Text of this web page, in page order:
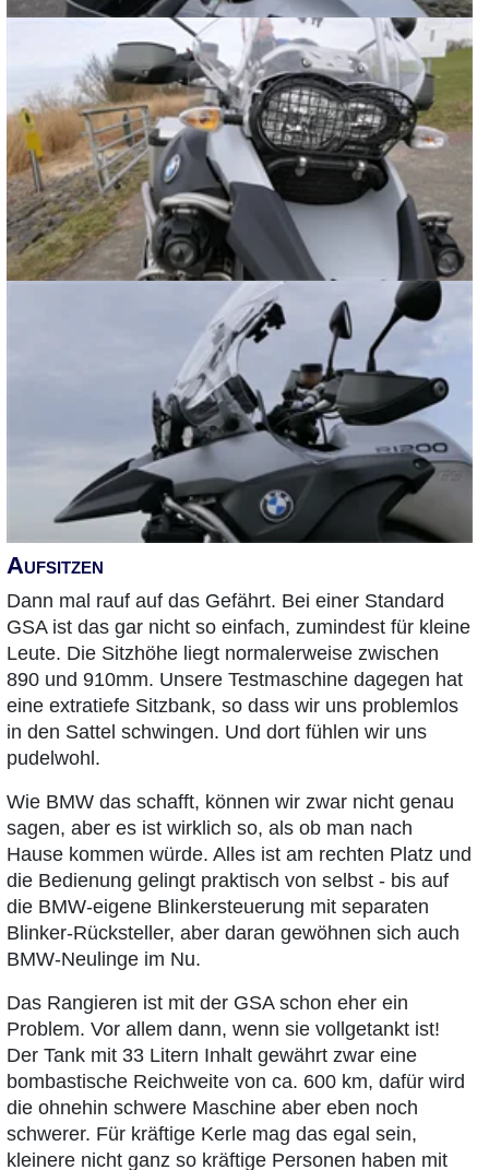
Aufsitzen
Dann mal rauf auf das Gefährt. Bei einer Standard
GSA ist das gar nicht so einfach, zumindest für kleine
Leute. Die Sitzhöhe liegt normalerweise zwischen
890 und 910mm. Unsere Testmaschine dagegen hat
eine extratiefe Sitzbank, so dass wir uns problemlos
in den Sattel schwingen. Und dort fühlen wir uns
pudelwohl.
Wie BMW das schafft, können wir zwar nicht genau
sagen, aber es ist wirklich so, als ob man nach
Hause kommen würde. Alles ist am rechten Platz und
die Bedienung gelingt praktisch von selbst - bis auf
die BMW-eigene Blinkersteuerung mit separaten
Blinker-Rücksteller, aber daran gewöhnen sich auch
BMW-Neulinge im Nu.
Das Rangieren ist mit der GSA schon eher ein
Problem. Vor allem dann, wenn sie vollgetankt ist!
Der Tank mit 33 Litern Inhalt gewährt zwar eine
bombastische Reichweite von ca. 600 km, dafür wird
die ohnehin schwere Maschine aber eben noch
schwerer. Für kräftige Kerle mag das egal sein,
kleinere nicht ganz so kräftige Personen haben mit